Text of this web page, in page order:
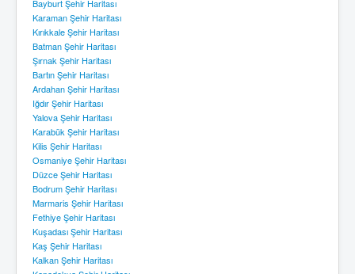
Bayburt Şehir Haritası
Karaman Şehir Haritası
Kırıkkale Şehir Haritası
Batman Şehir Haritası
Şırnak Şehir Haritası
Bartın Şehir Haritası
Ardahan Şehir Haritası
Iğdır Şehir Haritası
Yalova Şehir Haritası
Karabük Şehir Haritası
Kilis Şehir Haritası
Osmaniye Şehir Haritası
Düzce Şehir Haritası
Bodrum Şehir Haritası
Marmaris Şehir Haritası
Fethiye Şehir Haritası
Kuşadası Şehir Haritası
Kaş Şehir Haritası
Kalkan Şehir Haritası